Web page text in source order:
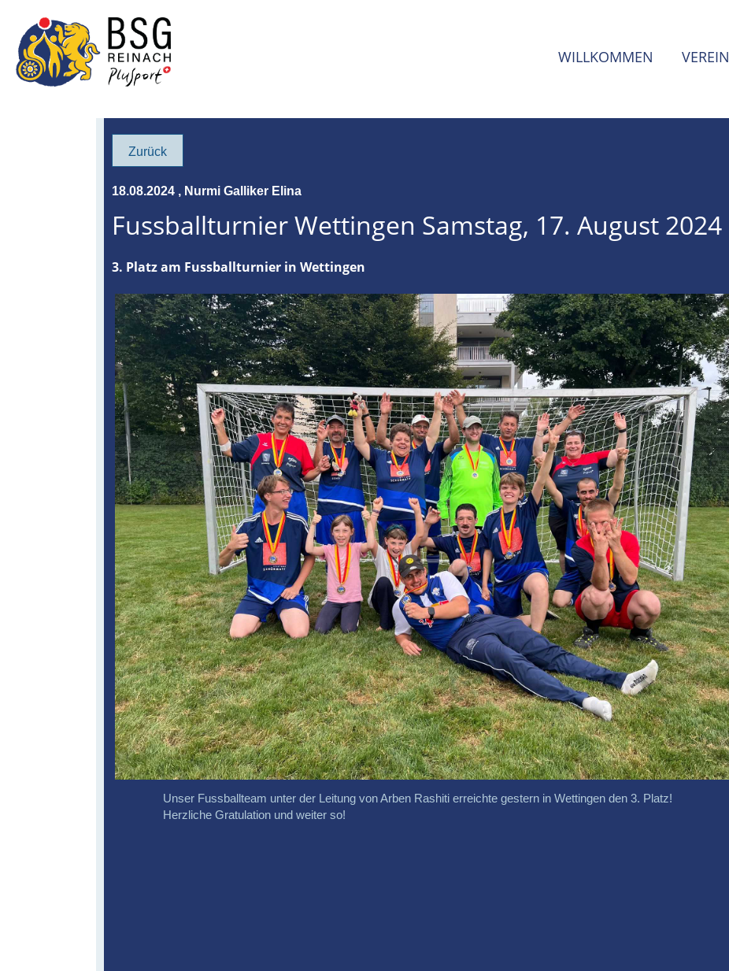
WILLKOMMEN VEREIN
Zurück
18.08.2024 , Nurmi Galliker Elina
Fussballturnier Wettingen Samstag, 17. August 2024
3. Platz am Fussballturnier in Wettingen
Unser Fussballteam unter der Leitung von Arben Rashiti erreichte gestern in Wettingen den 3. Platz!
Herzliche Gratulation und weiter so!